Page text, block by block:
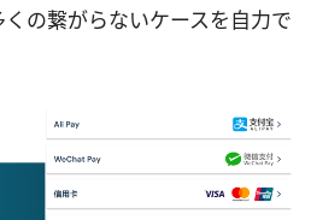
の繋がらないケースを自力で